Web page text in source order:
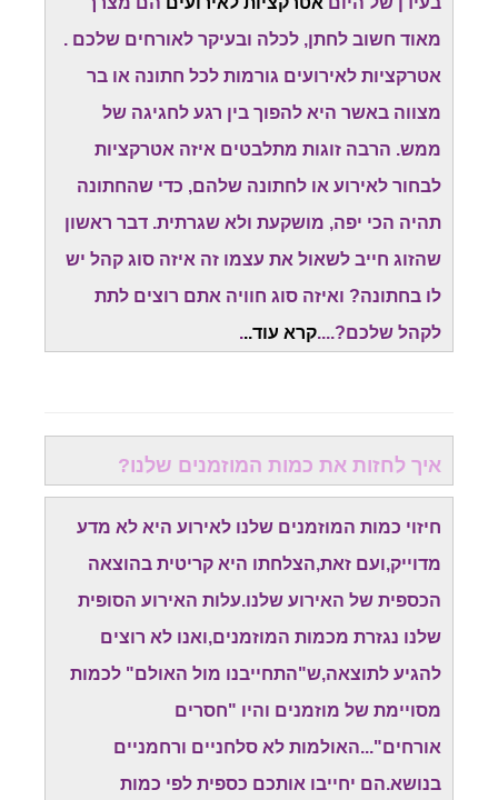
מאוד חשוב לחתן, לכלה ובעיקר לאורחים שלכם .
אטרקציות לאירועים גורמות לכל חתונה או בר
מצווה באשר היא להפוך בין רגע לחגיגה של
ממש. הרבה זוגות מתלבטים איזה אטרקציות
לבחור לאירוע או לחתונה שלהם, כדי שהחתונה
תהיה הכי יפה, מושקעת ולא שגרתית. דבר ראשון
שהזוג חייב לשאול את עצמו זה איזה סוג קהל יש
לו בחתונה? ואיזה סוג חוויה אתם רוצים לתת
לקהל שלכם?....קרא עוד...
איך לחזות את כמות המוזמנים שלנו?
חיזוי כמות המוזמנים שלנו לאירוע היא לא מדע
מדוייק,ועם זאת,הצלחתו היא קריטית בהוצאה
הכספית של האירוע שלנו.עלות האירוע הסופית
שלנו נגזרת מכמות המוזמנים,ואנו לא רוצים
להגיע לתוצאה,ש"התחייבנו מול האולם" לכמות
מסויימת של מוזמנים והיו "חסרים
אורחים"...האולמות לא סלחניים ורחמניים
בנושא.הם יחייבו אותכם כספית לפי כמות